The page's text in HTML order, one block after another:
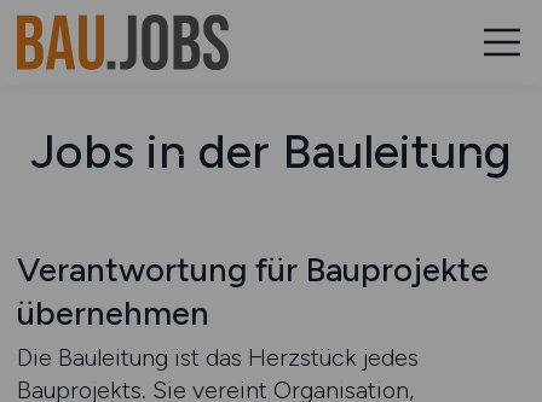
Jobs in der Bauleitung
Verantwortung für Bauprojekte
übernehmen
Die Bauleitung ist das Herzstück jedes
Bauprojekts. Sie vereint Organisation,